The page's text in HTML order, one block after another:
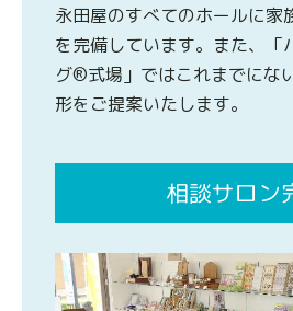
永田屋のすべてのホールに家
を完備しています。また、「
グ®式場」ではこれまでにな
形をご提案いたします。
相談サロン